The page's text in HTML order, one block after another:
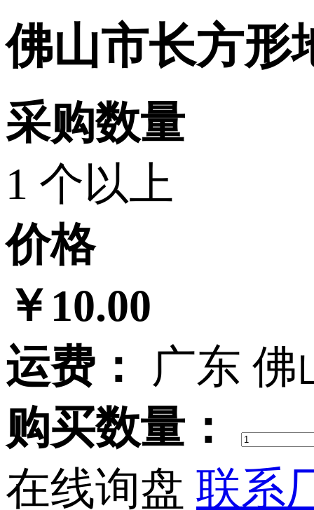
佛山市长方形
采购数量
1 个以上
价格
￥10.00
运费：
广东 佛
购买数量：
在线询盘 联系